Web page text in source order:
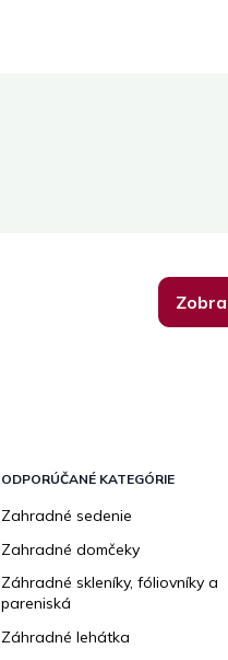
ODPORÚČANÉ KATEGÓRIE
Zahradné sedenie
Zahradné domčeky
Záhradné skleníky, fóliovníky a
pareniská
Záhradné lehátka